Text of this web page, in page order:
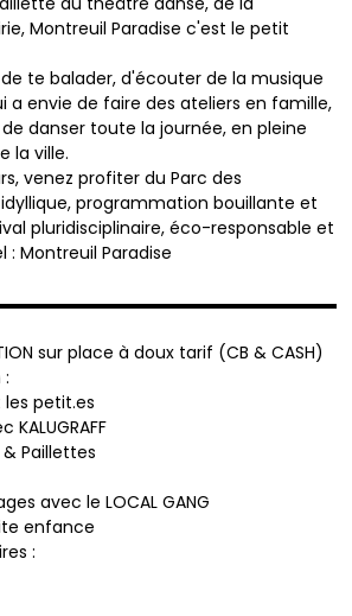
Montreuil Paradise c'est le petit
te balader, d'écouter de la musique
a envie de faire des ateliers en famille,
danser toute la journée, en pleine
la ville.
venez profiter du Parc des
programmation bouillante et
pluridisciplinaire, éco-responsable et
Montreuil Paradise
sur place à doux tarif (CB & CASH)
:
les petit.es
Paillettes
avec le LOCAL GANG
enfance
: